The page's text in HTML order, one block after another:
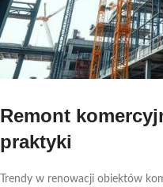
Remont
praktyki
Trendy w renowacji obiektów